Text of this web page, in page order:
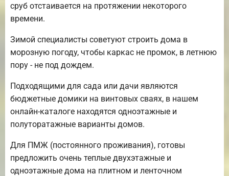
сруб отстаивается на протяжении некоторого
времени.
Зимой специалисты советуют строить дома в
морозную погоду, чтобы каркас не промок, в летнюю
пору - не под дождем.
Подходящими для сада или дачи являются
бюджетные домики на винтовых сваях, в нашем
онлайн-каталоге находятся одноэтажные и
полуторатажные варианты домов.
Для ПМЖ (постоянного проживания), готовы
предложить очень теплые двухэтажные и
одноэтажные дома на плитном и ленточном